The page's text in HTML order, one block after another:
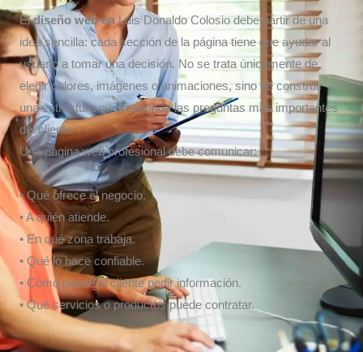
Eldiseño web enLuis Donaldo Colosio debe partir de una
idea sencilla: cada sección de la página tiene que ayudar al
usuario a tomar una decisión. No se trata únicamente de
elegir colores, imágenes o animaciones, sino de construir
una estructura que responda las preguntas más importantes
del cliente.
Una página web profesional debe comunicar:
• Qué ofrece el negocio.
• A quién atiende.
• En qué zona trabaja.
• Qué lo hace confiable.
• Cómo puede el cliente pedir información.
• Qué servicios o productos puede contratar.